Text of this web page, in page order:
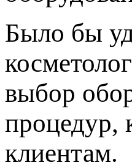
Было бы
выбор
процедур,
клиентам.